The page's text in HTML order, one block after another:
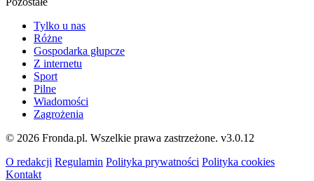
Tylko u nas
Różne
Gospodarka głupcze
Z internetu
Sport
Pilne
Wiadomości
Zagrożenia
© 2026 Fronda.pl. Wszelkie prawa zastrzeżone. v3.0.12
O redakcji Regulamin Polityka prywatności Polityka cookies
Kontakt